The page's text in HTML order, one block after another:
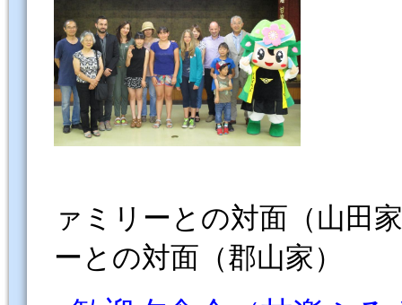
ァミリーとの対面
ーとの対面（郡山家）